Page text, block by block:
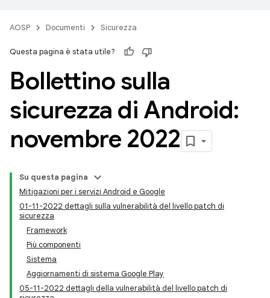
AOSP Documenti Sicurezza
Questa pagina è stata utile?
Bollettino sulla
sicurezza di Android:
novembre 2022
Su questa pagina
Mitigazioni per i servizi Android e Google
01-11-2022 dettagli sulla vulnerabilità del livello patch di
sicurezza
Framework
Più componenti
Sistema
Aggiornamenti di sistema Google Play
05-11-2022 dettagli della vulnerabilità del livello patch di